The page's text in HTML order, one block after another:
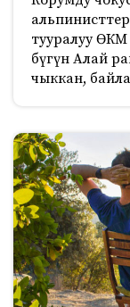
тууралуу
бүгүн Алай
чыккан,